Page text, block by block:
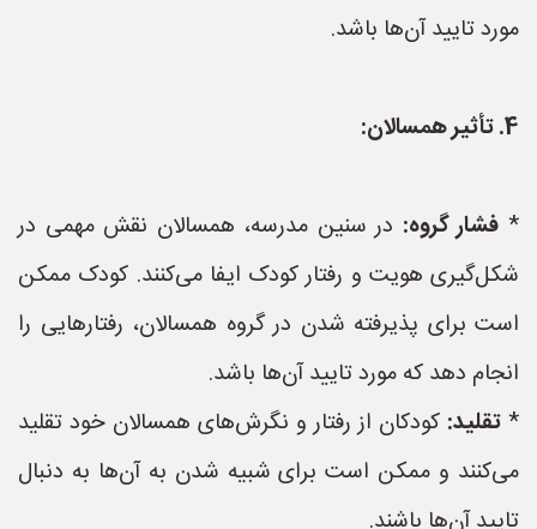
مورد تایید آن‌ها باشد.
4. تأثیر همسالان:
* فشار گروه: در سنین مدرسه، همسالان نقش مهمی در
شکل‌گیری هویت و رفتار کودک ایفا می‌کنند. کودک ممکن
است برای پذیرفته شدن در گروه همسالان، رفتارهایی را
انجام دهد که مورد تایید آن‌ها باشد.
* تقلید: کودکان از رفتار و نگرش‌های همسالان خود تقلید
می‌کنند و ممکن است برای شبیه شدن به آن‌ها به دنبال
تایید آن‌ها باشند.